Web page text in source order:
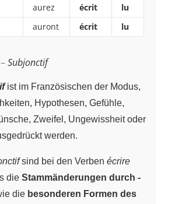
aurez écrit
lu
auront écrit lu
–Subjonctif
ist im Französischen der Modus,
Hypothesen, Gefühle,
Zweifel, Ungewissheit oder
werden.
sind bei den Verben écrire
die Stammänderungen durch -
die besonderen Formen des